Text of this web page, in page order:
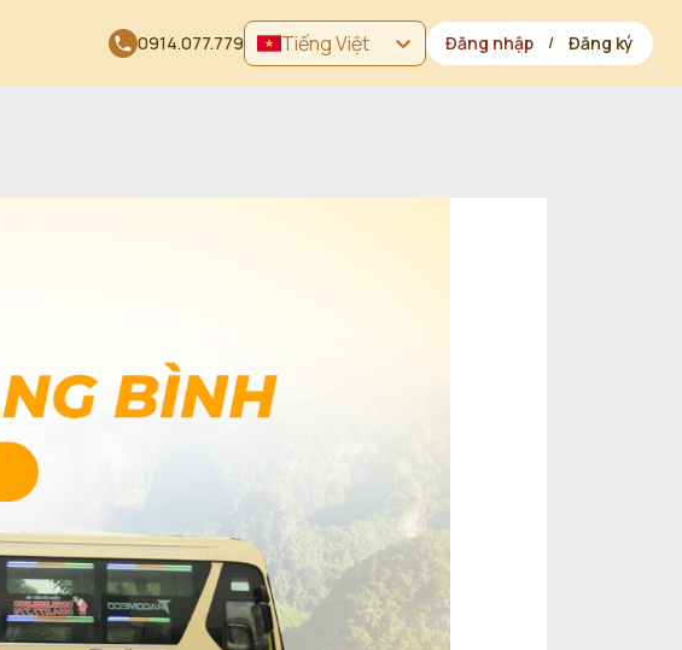
0914.077.779 Tiếng Việt Đăng nhập / Đăng ký